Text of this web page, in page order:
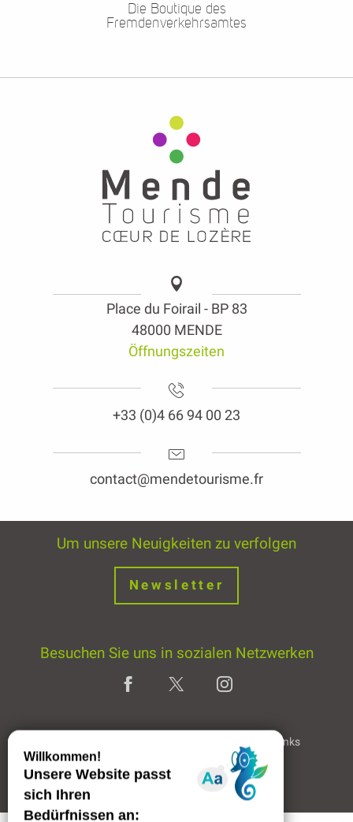
Die Boutique des
Fremdenverkehrsamtes
Place du Foirail - BP 83
48000 MENDE
Öffnungszeiten
+33 (0)4 66 94 00 23
contact@mendetourisme.fr
Um unsere Neuigkeiten zu verfolgen
Newsletter
Besuchen Sie uns in sozialen Netzwerken
Partner & Links
Professioneller Bereich